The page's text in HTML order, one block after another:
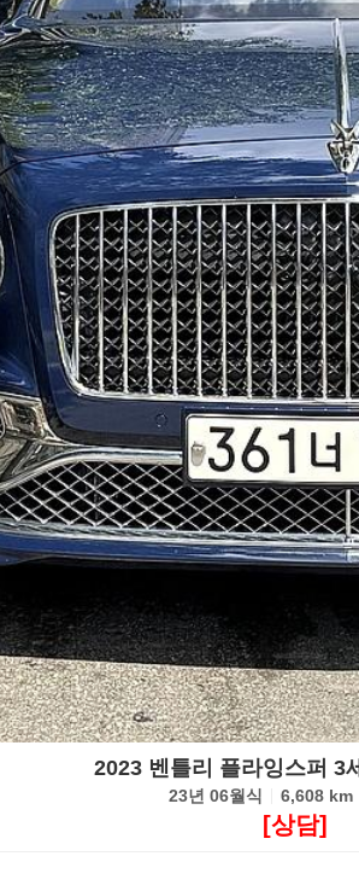
2023 벤틀리 플라잉스퍼 3
23년 06월식 6,608 km
[상담]